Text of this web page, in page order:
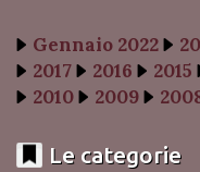
Gennaio 2022
2017
2016 2015
2010
2009
Le categorie